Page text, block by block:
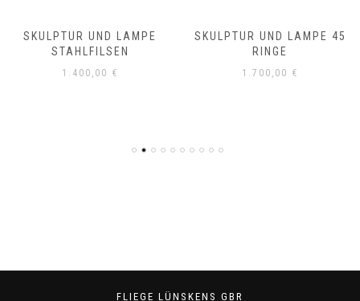
SKULPTUR UND LAMPE
STAHLFILSEN
1.400,00 €
SKULPTUR UND LAMPE 45
RINGE
1.700,00 €
FLIEGE LÜNSKENS GBR